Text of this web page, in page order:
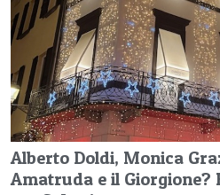
Alberto Doldi, Monica
Amatruda e il Giorgione?